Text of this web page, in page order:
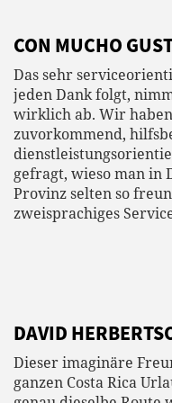
CON MUCHO
Das sehr
jeden Dank folgt,
wirklich ab. Wir
zuvorkommend,
gefragt, wieso man in
Provinz selten so
zweisprachiges
DAVID
Dieser imaginäre
ganzen Costa Rica